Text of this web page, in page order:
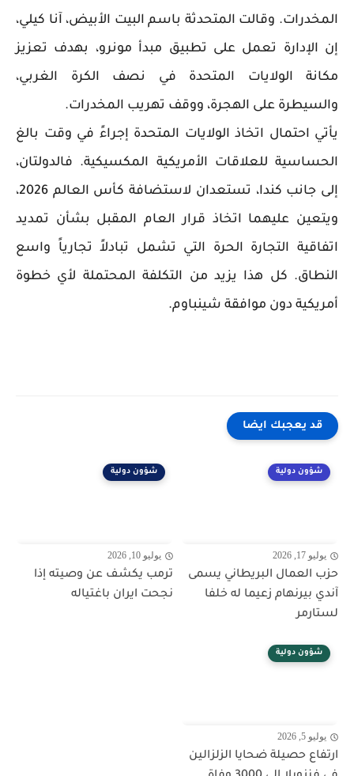
المخدرات. وقالت المتحدثة باسم البيت الأبيض، آنا كيلي،
إن الإدارة تعمل على تطبيق مبدأ مونرو، بهدف تعزيز
مكانة الولايات المتحدة في نصف الكرة الغربي،
والسيطرة على الهجرة، ووقف تهريب المخدرات.
يأتي احتمال اتخاذ الولايات المتحدة إجراءً في وقت بالغ
الحساسية للعلاقات الأمريكية المكسيكية. فالدولتان،
إلى جانب كندا، تستعدان لاستضافة كأس العالم 2026،
ويتعين عليهما اتخاذ قرار العام المقبل بشأن تمديد
اتفاقية التجارة الحرة التي تشمل تبادلاً تجارياً واسع
النطاق. كل هذا يزيد من التكلفة المحتملة لأي خطوة
أمريكية دون موافقة شينباوم.
قد يعجبك ايضا
شؤون دولية
يوليو 17, 2026
حزب العمال البريطاني يسمى
آندي بيرنهام زعيما له خلفا
لستارمر
شؤون دولية
يوليو 10, 2026
ترمب يكشف عن وصيته إذا
نجحت ايران باغتياله
شؤون دولية
يوليو 5, 2026
ارتفاع حصيلة ضحايا الزلزالين